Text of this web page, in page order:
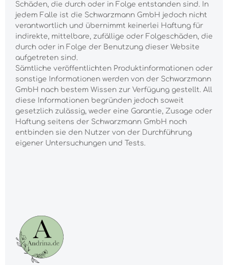
Schäden, die durch oder in Folge entstanden sind. In
jedem Falle ist die Schwarzmann GmbH jedoch nicht
verantwortlich und übernimmt keinerlei Haftung für
indirekte, mittelbare, zufällige oder Folgeschäden, die
durch oder in Folge der Benutzung dieser Website
aufgetreten sind.
Sämtliche veröffentlichten Produktinformationen oder
sonstige Informationen werden von der Schwarzmann
GmbH nach bestem Wissen zur Verfügung gestellt. All
diese Informationen begründen jedoch soweit
gesetzlich zulässig, weder eine Garantie, Zusage oder
Haftung seitens der Schwarzmann GmbH noch
entbinden sie den Nutzer von der Durchführung
eigener Untersuchungen und Tests.